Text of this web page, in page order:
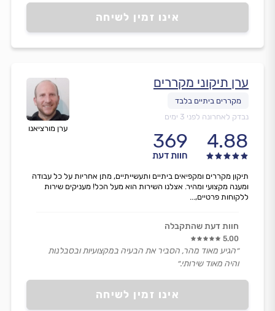
אינו זמין לשיחה
ערן מורציאנו
ערן תיקוני מקררים
נבדק לאחרונה לפני 3 ימים
4.88
369
חוות דעת
אינו זמין לשיחה
תיקון מקררים ומקפיאים ביתיים ותעשייתיים, מתן אחריות על כל עבודה
ומענה מקצועי ומהיר. אצלנו השירות הוא מעל הכל! מעניקים שירות
ללקוחות פרטיים,...
חוות דעת שהתקבלה
5.00
״הגיע מאוד מהר, הסביר את הבעיה במקצועיות ובסבלנות
והיה מאוד שירותי.״